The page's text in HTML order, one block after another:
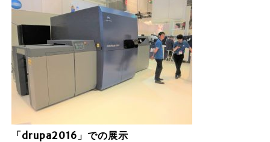
「drupa2016」での展示